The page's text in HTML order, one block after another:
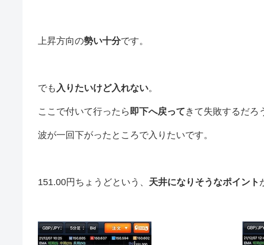
上昇方向の勢い十分です。
でも 入りたいけど入れない。
ここで付いて行ったら 即下へ戻ってきて失敗するだろ
波が一回下がったところで入りたいです。
151.00円ちょうどという、 天井になりそうなポイント